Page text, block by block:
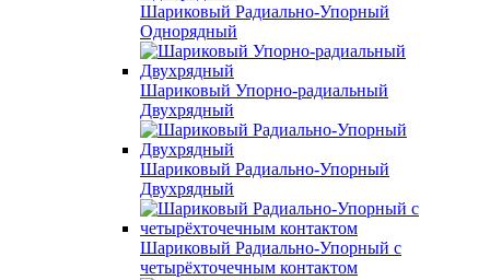
Шариковый Радиально-Упорный
Однорядный
Шариковый Упорно-радиальный
Двухрядный
Шариковый Радиально-Упорный
Двухрядный
Шариковый Радиально-Упорный с
четырёхточечным контактом